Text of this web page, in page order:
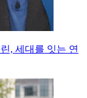
, 세대를 잇는 연